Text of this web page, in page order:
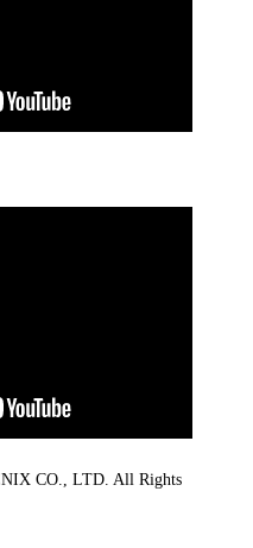
CO., LTD. All Rights